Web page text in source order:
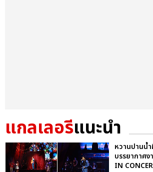
แกลเลอรีแนะนำ
หวานปานน้
บรรยากาศ
IN